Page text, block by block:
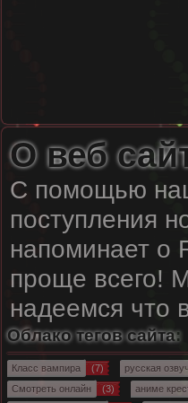
О веб
С помощью
поступления
напоминает о
проще всего!
надеемся что
Облако тегов сайта:
Класс вампира (7) русская
Смотреть онлайн
(3) аниме